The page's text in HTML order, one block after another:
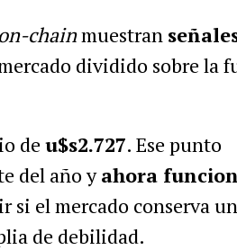
on-chainmuestran
dividido sobre la
de u$s2.727. Ese punto
del año yahora
si el mercado conserva un
de debilidad.